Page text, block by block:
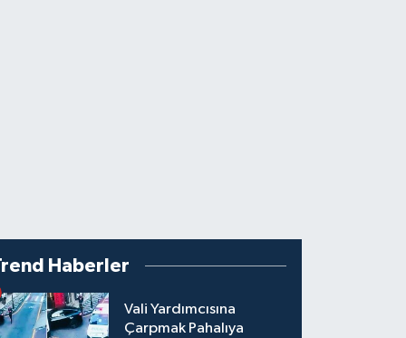
Haberler
Vali Yardımcısına
Çarpmak Pahalıya